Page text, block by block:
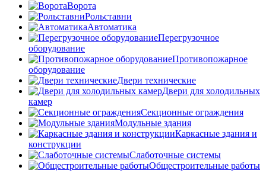
Ворота
Рольставни
Автоматика
Перегрузочное
оборудование
Противопожарное
оборудование
Двери технические
Двери для холодильных
камер
Секционные ограждения
Модульные здания
Каркасные здания и
конструкции
Слаботочные системы
Общестроительные работы